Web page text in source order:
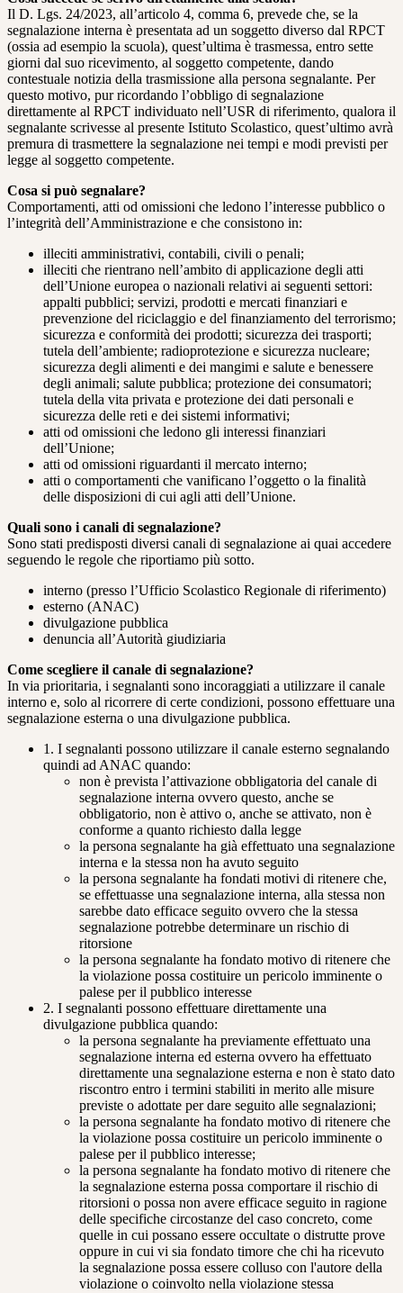
Il D. Lgs. 24/2023, all’articolo 4, comma 6, prevede che, se la
segnalazione interna è presentata ad un soggetto diverso dal RPCT
(ossia ad esempio la scuola), quest’ultima è trasmessa, entro sette
giorni dal suo ricevimento, al soggetto competente, dando
contestuale notizia della trasmissione alla persona segnalante. Per
questo motivo, pur ricordando l’obbligo di segnalazione
direttamente al RPCT individuato nell’USR di riferimento, qualora il
segnalante scrivesse al presente Istituto Scolastico, quest’ultimo avrà
premura di trasmettere la segnalazione nei tempi e modi previsti per
legge al soggetto competente.
Cosa si può segnalare?
Comportamenti, atti od omissioni che ledono l’interesse pubblico o
l’integrità dell’Amministrazione e che consistono in:
illeciti amministrativi, contabili, civili o penali;
illeciti che rientrano nell’ambito di applicazione degli atti
dell’Unione europea o nazionali relativi ai seguenti settori:
appalti pubblici; servizi, prodotti e mercati finanziari e
prevenzione del riciclaggio e del finanziamento del terrorismo;
sicurezza e conformità dei prodotti; sicurezza dei trasporti;
tutela dell’ambiente; radioprotezione e sicurezza nucleare;
sicurezza degli alimenti e dei mangimi e salute e benessere
degli animali; salute pubblica; protezione dei consumatori;
tutela della vita privata e protezione dei dati personali e
sicurezza delle reti e dei sistemi informativi;
atti od omissioni che ledono gli interessi finanziari
dell’Unione;
atti od omissioni riguardanti il mercato interno;
atti o comportamenti che vanificano l’oggetto o la finalità
delle disposizioni di cui agli atti dell’Unione.
Quali sono i canali di segnalazione?
Sono stati predisposti diversi canali di segnalazione ai quai accedere
seguendo le regole che riportiamo più sotto.
interno (presso l’Ufficio Scolastico Regionale di riferimento)
esterno (ANAC)
divulgazione pubblica
denuncia all’Autorità giudiziaria
Come scegliere il canale di segnalazione?
In via prioritaria, i segnalanti sono incoraggiati a utilizzare il canale
interno e, solo al ricorrere di certe condizioni, possono effettuare una
segnalazione esterna o una divulgazione pubblica.
1. I segnalanti possono utilizzare il canale esterno segnalando
quindi ad ANAC quando:
non è prevista l’attivazione obbligatoria del canale di
segnalazione interna ovvero questo, anche se
obbligatorio, non è attivo o, anche se attivato, non è
conforme a quanto richiesto dalla legge
la persona segnalante ha già effettuato una segnalazione
interna e la stessa non ha avuto seguito
la persona segnalante ha fondati motivi di ritenere che,
se effettuasse una segnalazione interna, alla stessa non
sarebbe dato efficace seguito ovvero che la stessa
segnalazione potrebbe determinare un rischio di
ritorsione
la persona segnalante ha fondato motivo di ritenere che
la violazione possa costituire un pericolo imminente o
palese per il pubblico interesse
2. I segnalanti possono effettuare direttamente una
divulgazione pubblica quando:
la persona segnalante ha previamente effettuato una
segnalazione interna ed esterna ovvero ha effettuato
direttamente una segnalazione esterna e non è stato dato
riscontro entro i termini stabiliti in merito alle misure
previste o adottate per dare seguito alle segnalazioni;
la persona segnalante ha fondato motivo di ritenere che
la violazione possa costituire un pericolo imminente o
palese per il pubblico interesse;
la persona segnalante ha fondato motivo di ritenere che
la segnalazione esterna possa comportare il rischio di
ritorsioni o possa non avere efficace seguito in ragione
delle specifiche circostanze del caso concreto, come
quelle in cui possano essere occultate o distrutte prove
oppure in cui vi sia fondato timore che chi ha ricevuto
la segnalazione possa essere colluso con l'autore della
violazione o coinvolto nella violazione stessa